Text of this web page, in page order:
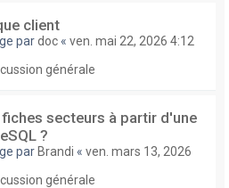
client
pardoc « ven. mai 22, 2026 4:12
générale
fiches secteurs à partir d'une
?
par Brandi « ven. mars 13, 2026
générale